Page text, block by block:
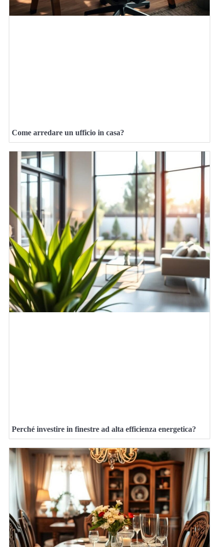
Come arredare un ufficio in casa?
Perché investire in finestre ad alta efficienza energetica?